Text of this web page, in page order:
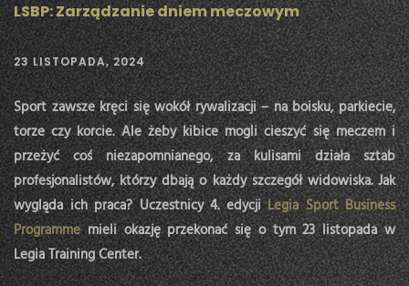
LSBP: Zarządzanie dniem meczowym
23 LISTOPADA, 2024
Sport zawsze kręci się wokół rywalizacji – na boisku, parkiecie,
torze czy korcie. Ale żeby kibice mogli cieszyć się meczem i
przeżyć coś niezapomnianego, za kulisami działa sztab
profesjonalistów, którzy dbają o każdy szczegół widowiska. Jak
wygląda ich praca? Uczestnicy 4. edycjiLegia Sport Business
Programmemieli okazję przekonać się o tym 23 listopada w
Legia Training Center.